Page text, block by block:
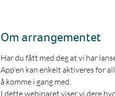
Om arrangementet
Har du fått med deg at vi har
App'en kan enkelt aktiveres for
å komme i gang med.
I dette webinaret viser vi dere